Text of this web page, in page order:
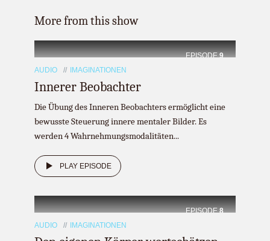
More from this show
EPISODE 9
AUDIO
IMAGINATIONEN
Innerer Beobachter
Die Übung des Inneren Beobachters ermöglicht eine
bewusste Steuerung innere mentaler Bilder. Es
werden 4 Wahrnehmungsmodalitäten...
PLAY EPISODE
EPISODE 8
AUDIO
IMAGINATIONEN